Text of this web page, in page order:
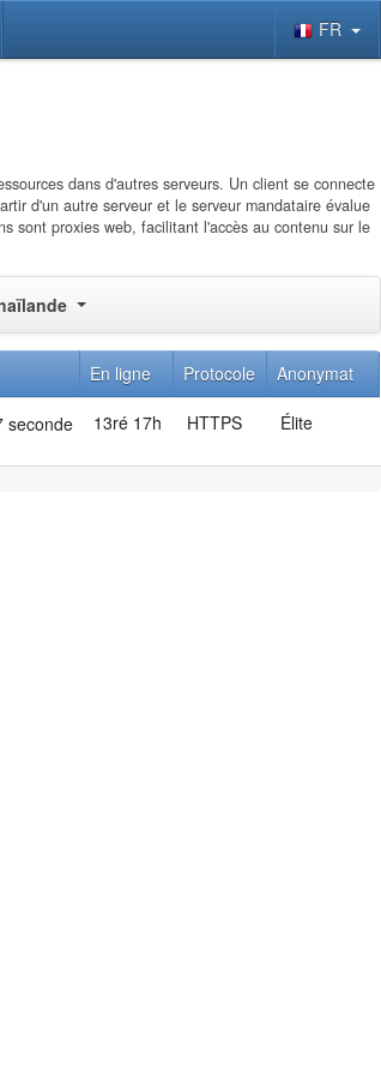
FR
dans d'autres serveurs. Un client se connecte
d'un autre serveur et le serveur mandataire évalue
sont proxies web, facilitant l'accès au contenu sur le
En ligne Protocole Anonymat
seconde 13ré 17h HTTPS Élite